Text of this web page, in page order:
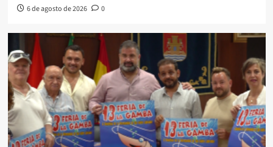
6 de agosto de 2026 0